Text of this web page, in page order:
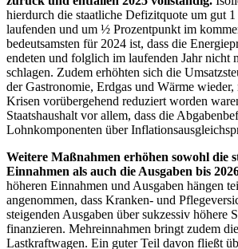
hierdurch die staatliche Defizitquote um gut 1
laufenden und um ½ Prozentpunkt im
bedeutsamsten für2024 ist, dass die
endeten und folglich im laufenden Jahr nicht
schlagen. Zudem erhöhten sich die
der Gastronomie, Erdgas und Wärme wieder,
Krisen vorübergehend reduziert worden
Staatshaushalt vor allem, dass die
Lohnkomponenten über
Weitere Maßnahmen erhöhen sowohl die
Einnahmen als auch die Ausgaben bis
höheren Einnahmen und Ausgaben hängen
angenommen, dass Kranken- und
steigenden Ausgaben über sukzessiv höhere
finanzieren. Mehreinnahmen bringt zudem
Lastkraftwagen. Ein guter Teil davon fließt